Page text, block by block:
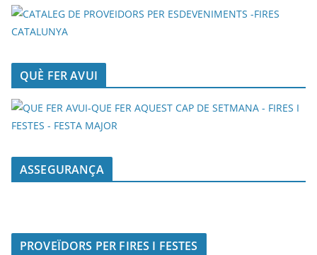
QUÈ FER AVUI
ASSEGURANÇA
PROVEÏDORS PER FIRES I FESTES